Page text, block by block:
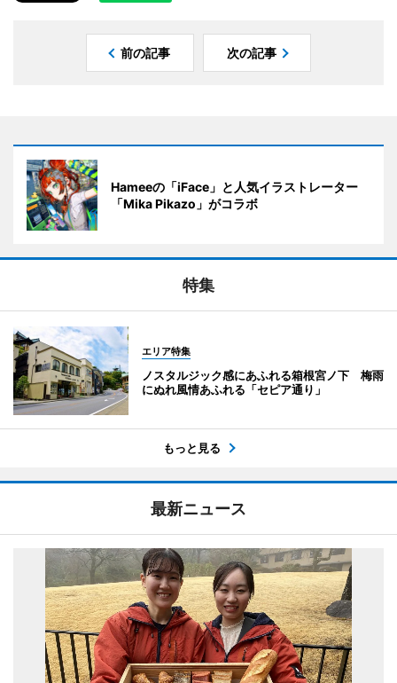
前の記事 次の記事
Hameeの「iFace」と人気イラストレーター
「Mika Pikazo」がコラボ
特集
エリア特集
ノスタルジック感にあふれる箱根宮ノ下 梅雨
にぬれ風情あふれる「セピア通り」
もっと見る
最新ニュース